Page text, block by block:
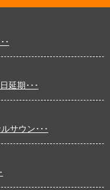
･
延期･･･
サウン･･･